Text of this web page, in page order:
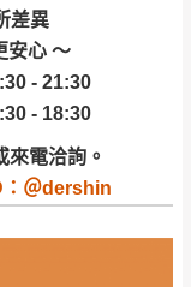
差異
安心 ～
- 21:30
- 18:30
電洽詢。
＠dershin
話聯絡確認
無送貨｜
(日)兩天收送貨
約加上2~7個
寄送。
日內通知本
新品，運費
貨之商品必須
、床包、枕頭